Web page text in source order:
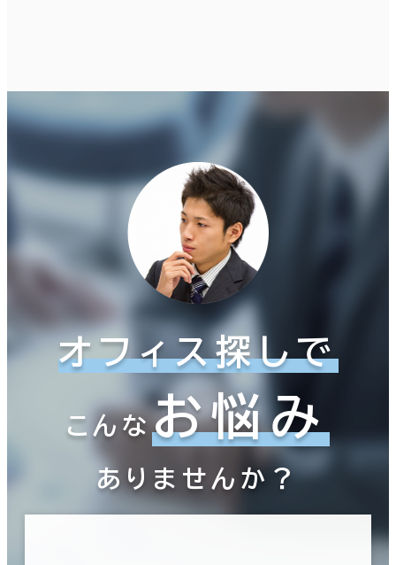
オフィス探しで
こんなお悩み
ありませんか？